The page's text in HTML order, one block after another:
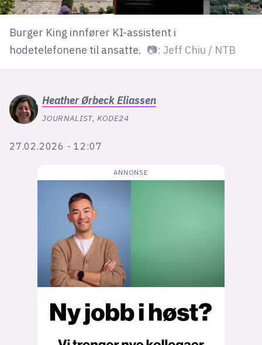
Burger King innfører KI-assistent i
hodetelefonene til ansatte. 📷: Jeff Chiu / NTB
HeatherØrbeck Eliassen
JOURNALIST, KODE24
27.02.2026 - 12:07
annonsepriser
annonseguide
Bli firmapartner